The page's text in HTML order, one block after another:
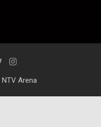
NTV Arena